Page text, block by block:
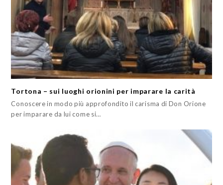
Tortona – sui luoghi orionini per imparare la carità
Conoscere in modo più approfondito il carisma di Don Orione
per imparare da lui come si…